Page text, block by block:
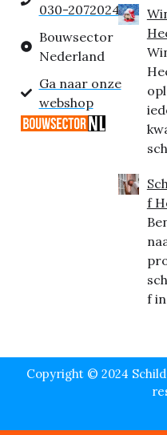
030-2072024
Bouwsector
Nederland
Ga naar onze
webshop
f
f
Copyright © 2024